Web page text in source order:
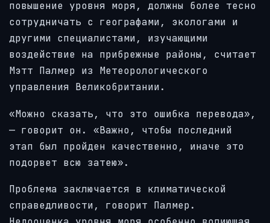
повышение уровня моря, должны более тесно
сотрудничать с географами, экологами и
другими специалистами, изучающими
воздействие на прибрежные районы, считает
Мэтт Палмер из Метеорологического
управления Великобритании.
«Можно сказать, что это ошибка перевода»,
— говорит он. «Важно, чтобы последний
этап был пройден качественно, иначе это
подорвет всю затею».
Проблема заключается в климатической
справедливости, говорит Палмер.